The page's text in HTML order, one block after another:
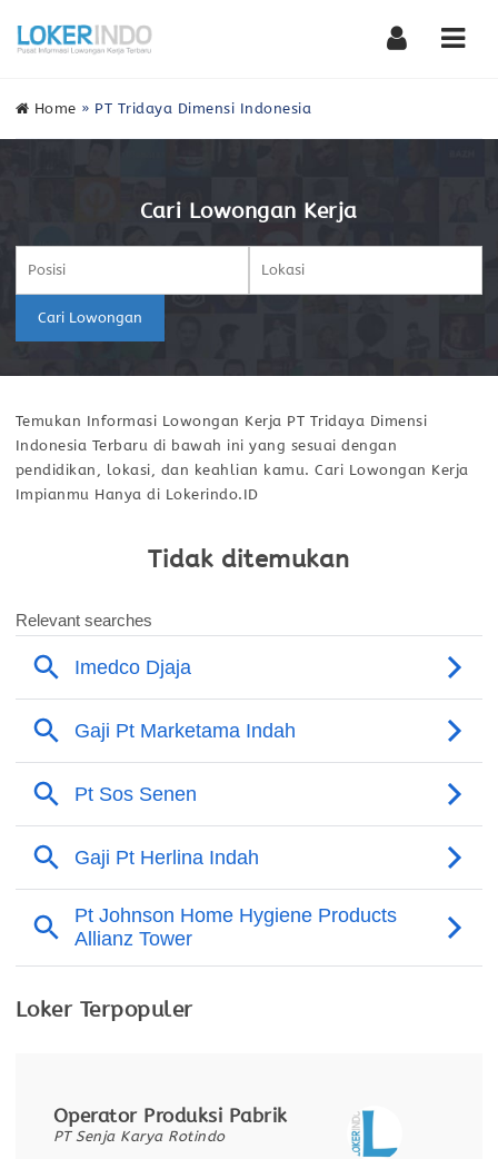
Home » PT Tridaya Dimensi Indonesia
Cari Lowongan Kerja
Cari Lowongan
Temukan Informasi Lowongan Kerja PT Tridaya Dimensi
Indonesia Terbaru di bawah ini yang sesuai dengan
pendidikan, lokasi, dan keahlian kamu. Cari Lowongan Kerja
Impianmu Hanya di Lokerindo.ID
Tidak ditemukan
Loker Terpopuler
Operator Produksi Pabrik
PT Senja Karya Rotindo